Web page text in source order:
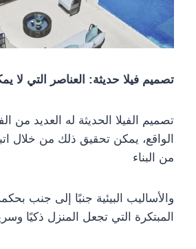
تصميم فيلا حديثة: العناصر التي لا
تصميم الفيلا الحديثة له العديد من
الواقع، يمكن تحقيق ذلك من خلال
من البناء
والأساليب البيئية جنبًا إلى جنب
المبتكرة التي تجعل المنزل ذكيًا